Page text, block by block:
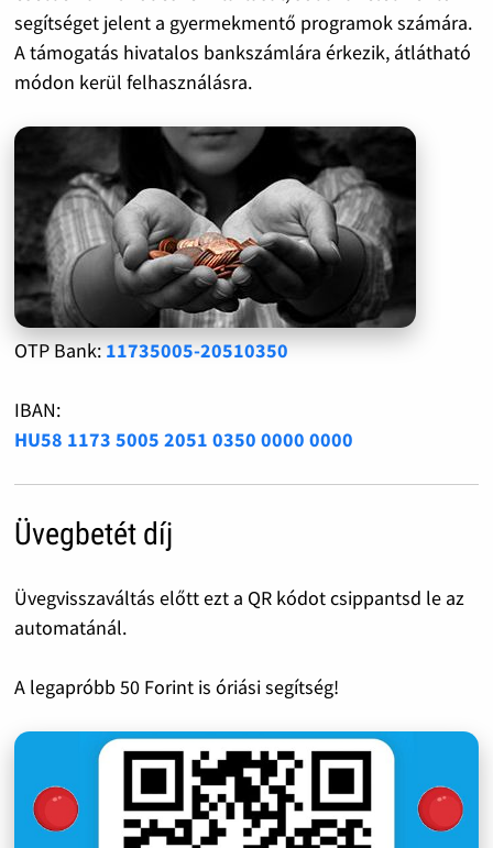
segítséget jelent a gyermekmentő programok számára.
A támogatás hivatalos bankszámlára érkezik, átlátható
módon kerül felhasználásra.
OTP Bank: 11735005-20510350
IBAN:
HU58 1173 5005 2051 0350 0000 0000
Üvegbetét díj
Üvegvisszaváltás előtt ezt a QR kódot csippantsd le az
automatánál.
A legapróbb 50 Forint is óriási segítség!